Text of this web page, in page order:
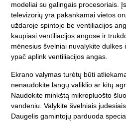
modeliai su galingais procesoriais.
televizorių yra pakankamai vietos
uždaroje spintoje be ventiliacijos
kaupiasi ventiliacijos angose ir
mėnesius švelniai nuvalykite dulkes
ypač aplink ventiliacijos angas.
Ekrano valymas turėtų būti
nenaudokite langų valiklio ar kitų
Naudokite minkštą mikropluošto
vandeniu. Valykite švelniais
Daugelis gamintojų parduoda